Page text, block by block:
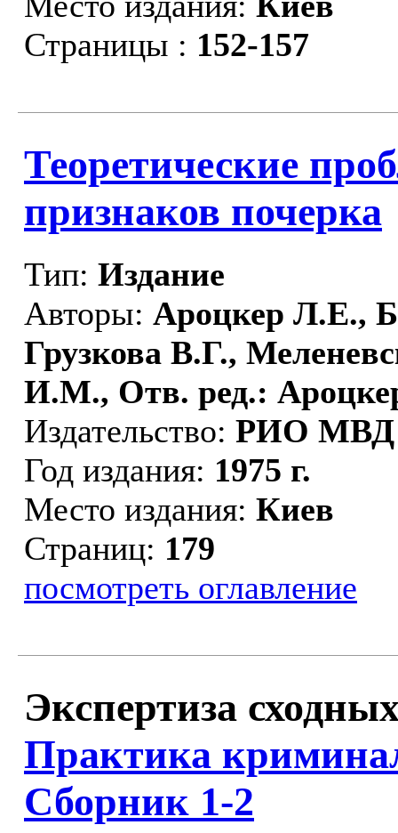
Страницы : 152-157
Теоретические
признаков почерка
Тип: Издание
Авторы: Ароцкер Л.Е.,
Грузкова В.Г.,
И.М., Отв. ред.:
Издательство: РИО
Год издания: 1975 г.
Место издания: Киев
Страниц: 179
посмотреть оглавление
Экспертиза
Практика
Сборник 1-2